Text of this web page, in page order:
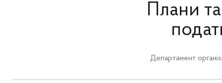
Плани
Департамент